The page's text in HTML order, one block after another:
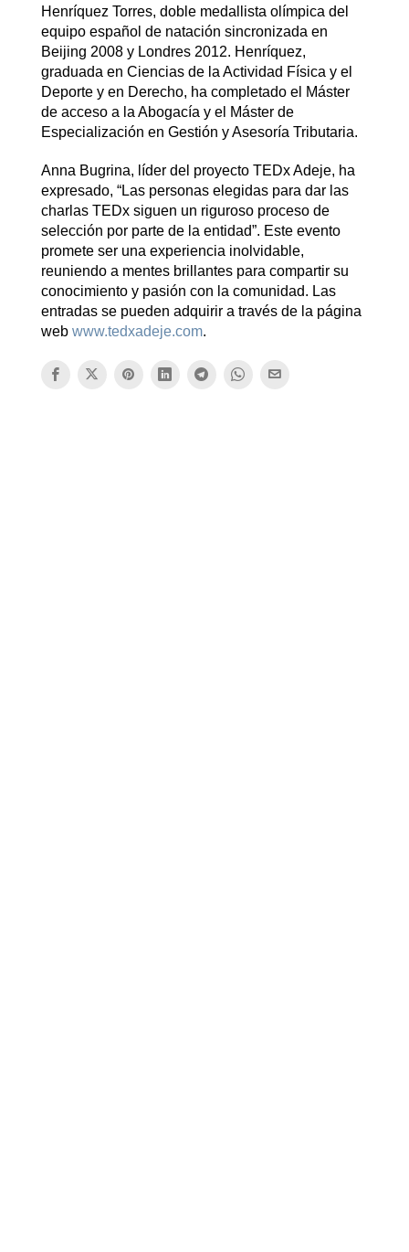
Henríquez Torres, doble medallista olímpica del
equipo español de natación sincronizada en
Beijing 2008 y Londres 2012. Henríquez,
graduada en Ciencias de la Actividad Física y el
Deporte y en Derecho, ha completado el Máster
de acceso a la Abogacía y el Máster de
Especialización en Gestión y Asesoría Tributaria.
Anna Bugrina, líder del proyecto TEDx Adeje, ha
expresado, “Las personas elegidas para dar las
charlas TEDx siguen un riguroso proceso de
selección por parte de la entidad”. Este evento
promete ser una experiencia inolvidable,
reuniendo a mentes brillantes para compartir su
conocimiento y pasión con la comunidad. Las
entradas se pueden adquirir a través de la página
webwww.tedxadeje.com.